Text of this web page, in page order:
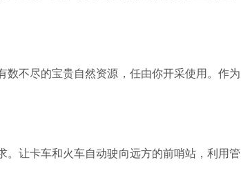
不尽的宝贵自然资源，任由你开采使用。作为
让卡车和火车自动驶向远方的前哨站，利用管